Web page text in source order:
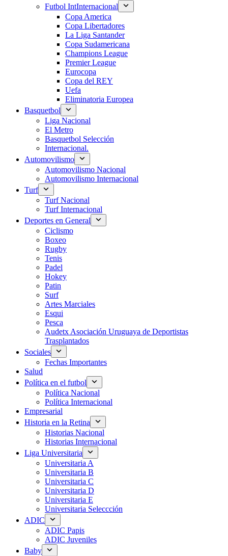
Futbol IntInternacional
Copa America
Copa Libertadores
La Liga Santander
Copa Sudamericana
Champions League
Premier League
Eurocopa
Copa del REY
Uefa
Eliminatoria Europea
Basquetbol
Liga Nacional
El Metro
Basquetbol Selección
Internacional.
Automovilismo
Automovilismo Nacional
Automovilismo Internacional
Turf
Turf Nacional
Turf Internacional
Deportes en General
Ciclismo
Boxeo
Rugby
Tenis
Padel
Hokey
Patin
Surf
Artes Marciales
Esqui
Pesca
Audetx Asociación Uruguaya de Deportistas
Trasplantados
Sociales
Fechas Importantes
Salud
Política en el futbol
Política Nacional
Política Internacional
Empresarial
Historia en la Retina
Historias Nacional
Historias Internacional
Liga Universitaria
Universitaria A
Universitaria B
Universitaria C
Universitaria D
Universitaria E
Universitaria Seleccción
ADIC
ADIC Papis
ADIC Juveniles
Baby